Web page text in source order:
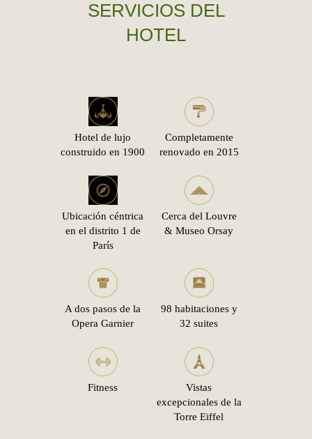
SERVICIOS DEL
HOTEL
Hotel de lujo
construido en 1900
Completamente
renovado en 2015
Ubicación céntrica
en el distrito 1 de
París
Cerca del Louvre
& Museo Orsay
A dos pasos de la
Opera Garnier
98 habitaciones y
32 suites
Fitness
Vistas
excepcionales de la
Torre Eiffel